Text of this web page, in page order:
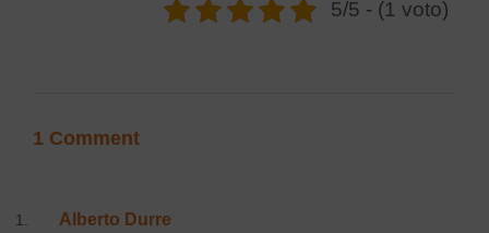
5/5 - (1 voto)
1 Comment
Alberto Durre